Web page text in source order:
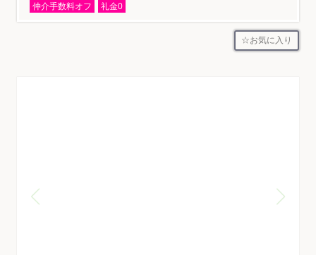
仲介手数料オフ 礼金0
お気に入り